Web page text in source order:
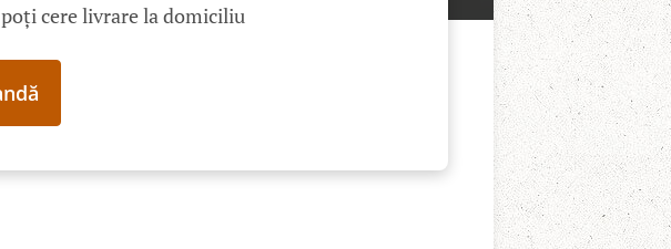
cere livrare la domiciliu